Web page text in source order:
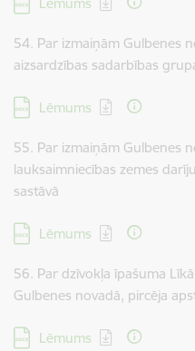
54. Par izmaiņām Gulbenes
aizsardzības sadarbības
Lejupielādēt:
Lēmums
55. Par izmaiņām Gulbenes
lauksaimniecības zemes
sastāvā
Lejupielādēt:
Lēmums
56. Par dzīvokļa īpašuma
Gulbenes novadā, pircēja
Lejupielādēt:
Lēmums